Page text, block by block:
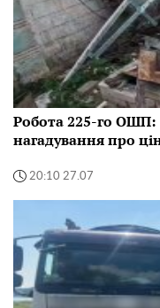
Робота 225-го ОШП:
нагадування про
20:10 27.07